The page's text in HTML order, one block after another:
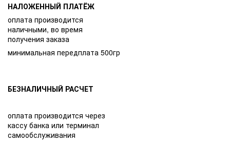
НАЛОЖЕННЫЙ ПЛАТЁЖ
оплата производится
наличными, во время
получения заказа
минимальная передплата 500гр
БЕЗНАЛИЧНЫЙ РАСЧЕТ
оплата производится через
кассу банка или терминал
самообслуживания